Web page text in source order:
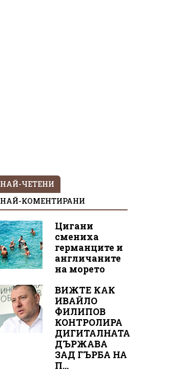
НАЙ-ЧЕТЕНИ
НАЙ-КОМЕНТИРАНИ
Цигани
смениха
германците и
англичаните
на морето
ВИЖТЕ КАК
ИВАЙЛО
ФИЛИПОВ
КОНТРОЛИРА
ДИГИТАЛНАТА
ДЪРЖАВА
ЗАД ГЪРБА НА
П...